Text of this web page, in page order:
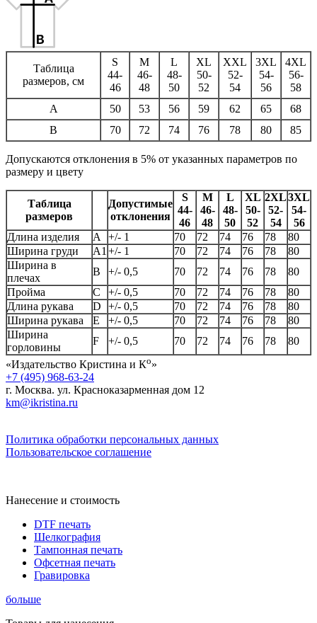
Таблица
размеров, см
S
44-
46
M
46-
48
L
48-
50
XL
50-
52
XXL
52-
54
3XL
54-
56
4XL
56-
58
A
50 53 56 59 62 65
68
B
70 72 74 76 78 80 85
Допускаются отклонения в 5% от указанных параметров по
размеру и цвету
Таблица
размеров
Допустимые
отклонения
S
44-
46
M
46-
48
L
48-
50
XL
50-
52
2XL
52-
54
3XL
54-
56
Длина изделия
А +/- 1 70 72 74 76 78
80
Ширина груди
А1 +/- 1 70 72 74 76 78
80
Ширина в
плечах
B +/- 0,5 70 72 74 76 78
80
Пройма
C +/- 0,5 70 72 74 76 78
80
Длина рукава
D +/- 0,5 70 72 74 76 78
80
Ширина рукава
E +/- 0,5 70 72 74 76 78
80
Ширина
горловины
F +/- 0,5 70 72 74 76 78
80
«Издательство Кристина и Ко»
+7 (495) 968-63-24
г. Москва. ул. Красноказарменная дом 12
km@ikristina.ru
Политика обработки персональных данных
Пользовательское соглашение
Нанесение и стоимость
DTF печать
Шелкография
Тампонная печать
Офсетная печать
Гравировка
больше